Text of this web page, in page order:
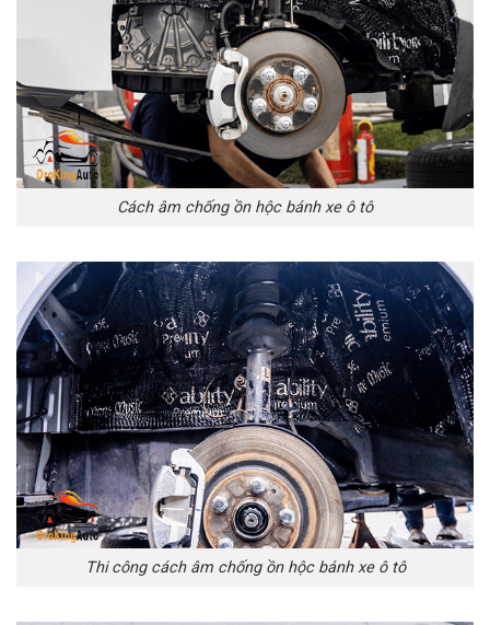
Cách âm chống ồn hộc bánh xe ô tô
Thi công cách âm chống ồn hộc bánh xe ô tô